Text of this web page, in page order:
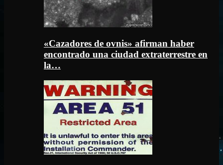
«Cazadores de ovnis» afirman haber
encontrado una ciudad extraterrestre en
la…